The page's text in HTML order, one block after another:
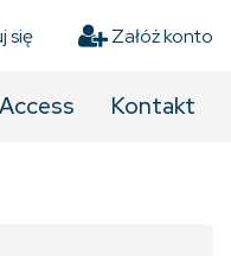
się Załóż konto
Kontakt